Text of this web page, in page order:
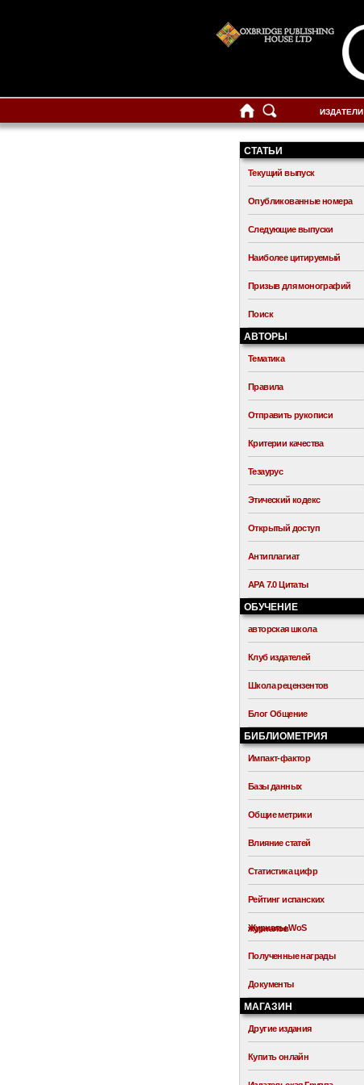
ИЗДАТЕЛИ
СТАТЬИ
Текущий выпуск
Опубликованные номера
Следующие выпуски
Наиболее цитируемый
Призыв для монографий
Поиск
АВТОРЫ
Тематика
Правила
Отправить рукописи
Критерии качества
Тезаурус
Этический кодекс
Открытый доступ
Антиплагиат
APA 7.0 Цитаты
ОБУЧЕНИЕ
авторская школа
Клуб издателей
Школа рецензентов
Блог Общение
БИБЛИОМЕТРИЯ
Импакт-фактор
Базы данных
Общие метрики
Влияние статей
Статистика цифр
Рейтинг испанских
журналов
Журналы WoS
Полученные награды
Документы
МАГАЗИН
Другие издания
Купить онлайн